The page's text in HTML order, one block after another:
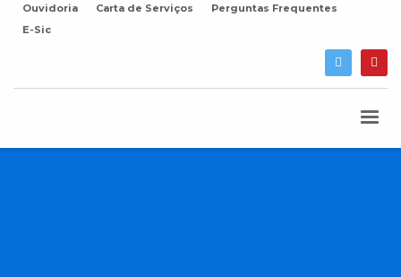
Ouvidoria Carta de Serviços
Perguntas Frequentes
E-Sic